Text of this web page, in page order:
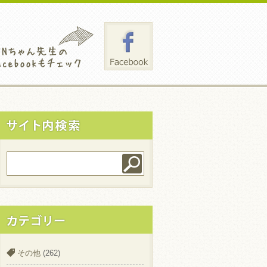
その他 (262)